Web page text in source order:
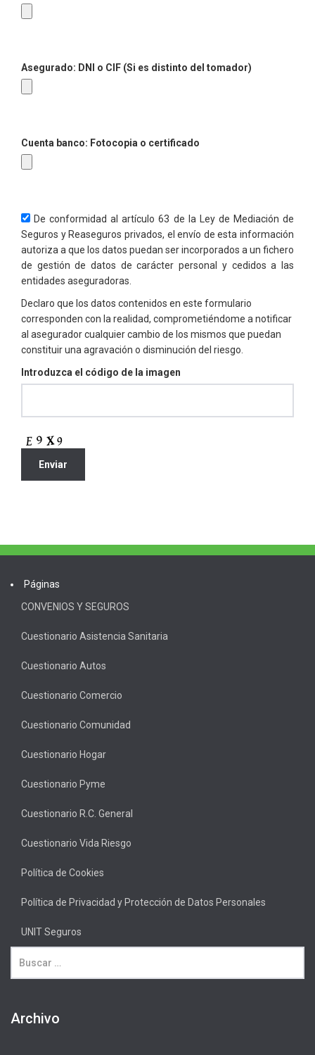
Asegurado: DNI o CIF (Si es distinto del tomador)
Cuenta banco: Fotocopia o certificado
De conformidad al artículo 63 de la Ley de Mediación de
Seguros y Reaseguros privados, el envío de esta información
autoriza a que los datos puedan ser incorporados a un fichero
de gestión de datos de carácter personal y cedidos a las
entidades aseguradoras.
Declaro que los datos contenidos en este formulario
corresponden con la realidad, comprometiéndome a notificar
al asegurador cualquier cambio de los mismos que puedan
constituir una agravación o disminución del riesgo.
Introduzca el código de la imagen
Páginas
CONVENIOS Y SEGUROS
Cuestionario Asistencia Sanitaria
Cuestionario Autos
Cuestionario Comercio
Cuestionario Comunidad
Cuestionario Hogar
Cuestionario Pyme
Cuestionario R.C. General
Cuestionario Vida Riesgo
Política de Cookies
Política de Privacidad y Protección de Datos Personales
UNIT Seguros
Archivo